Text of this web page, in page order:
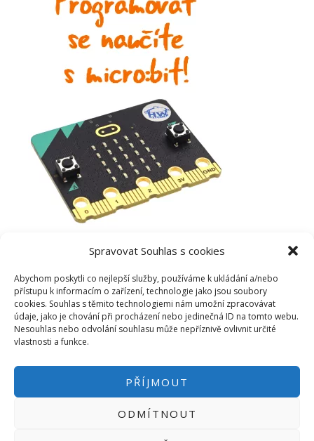
Spravovat Souhlas s cookies
Abychom poskytli co nejlepší služby, používáme k ukládání a/nebo
přístupu k informacím o zařízení, technologie jako jsou soubory
cookies. Souhlas s těmito technologiemi nám umožní zpracovávat
údaje, jako je chování při procházení nebo jedinečná ID na tomto webu.
Nesouhlas nebo odvolání souhlasu může nepříznivě ovlivnit určité
vlastnosti a funkce.
PŘÍJMOUT
ODMÍTNOUT
PŘIHLÁSIT SE|